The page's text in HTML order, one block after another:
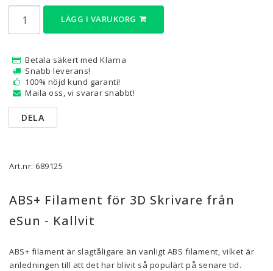
LÄGG I VARUKORG
Betala säkert med Klarna
Snabb leverans!
100% nöjd kund garanti!
Maila oss, vi svarar snabbt!
DELA
Art.nr: 689125
ABS+ Filament för 3D Skrivare från
eSun - Kallvit
ABS+ filament är slagtåligare än vanligt ABS filament, vilket är
anledningen till att det har blivit så populärt på senare tid.